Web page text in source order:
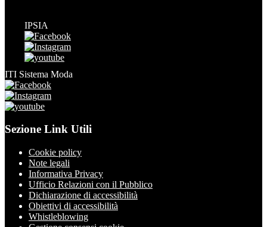
IPSIA
ITI Sistema Moda
Sezione Link Utili
Cookie policy
Note legali
Informativa Privacy
Ufficio Relazioni con il Pubblico
Dichiarazione di accessibilità
Obiettivi di accessibilità
Whistleblowing